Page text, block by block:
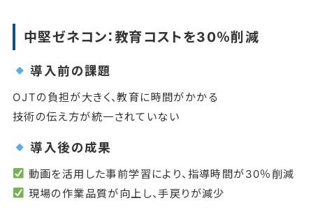
中堅ゼネコン：教育コストを30％削減
導入前の課題
OJTの負担が大きく、教育に時間がかかる
技術の伝え方が統一されていない
導入後の成果
動画を活用した事前学習により、指導時間が30％削減
現場の作業品質が向上し、手戻りが減少